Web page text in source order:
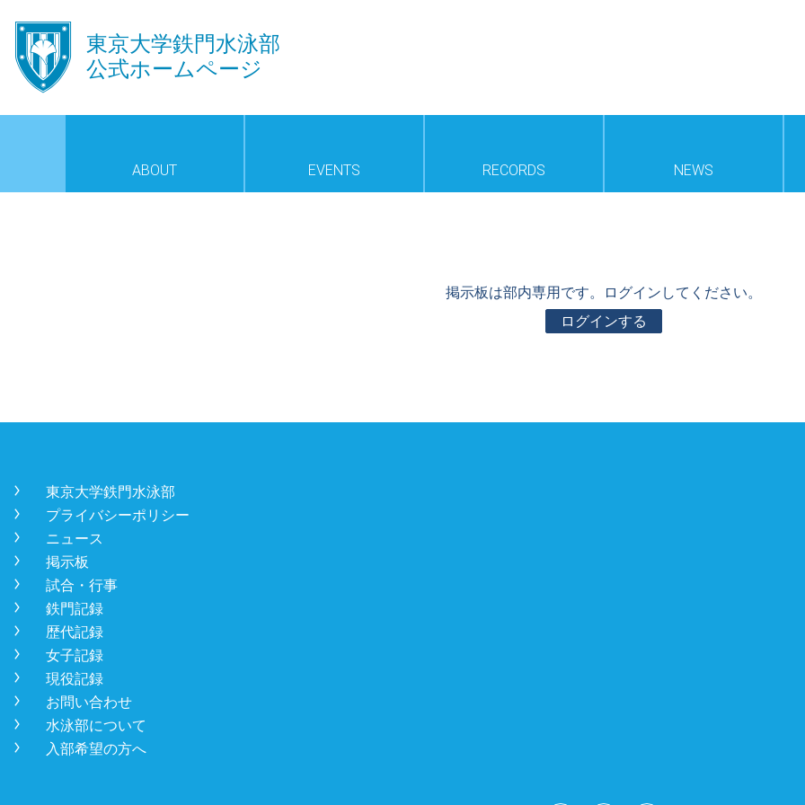
󿾱
東京大学鉄門水泳部
公式ホームページ
ABOUT EVENTS RECORDS NEWS
掲示板は部内専用です。ログインしてください。
ログインする
󿾡 東京大学鉄門水泳部
󿾡 プライバシーポリシー
󿾡 ニュース
󿾡 掲示板
󿾡 試合・行事
󿾡 鉄門記録
󿾡 歴代記録
󿾡 女子記録
󿾡 現役記録
󿾡 お問い合わせ
󿾡 水泳部について
󿾡 入部希望の方へ